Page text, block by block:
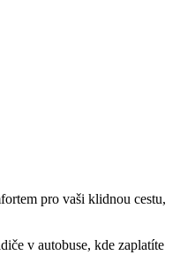
pro vaši klidnou cestu,
v autobuse, kde zaplatíte